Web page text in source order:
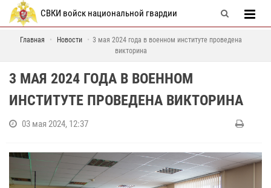
СВКИ войск национальной гвардии
Главная Новости
3 мая 2024 года в военном институте проведена
викторина
3 МАЯ 2024 ГОДА В ВОЕННОМ
ИНСТИТУТЕ ПРОВЕДЕНА ВИКТОРИНА
03 мая 2024, 12:37